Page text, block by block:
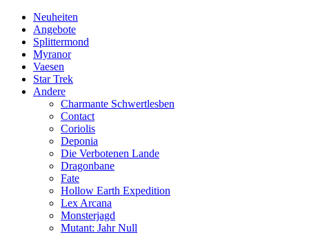
Neuheiten
Angebote
Splittermond
Myranor
Vaesen
Star Trek
Andere
Charmante Schwertlesben
Contact
Coriolis
Deponia
Die Verbotenen Lande
Dragonbane
Fate
Hollow Earth Expedition
Lex Arcana
Monsterjagd
Mutant: Jahr Null